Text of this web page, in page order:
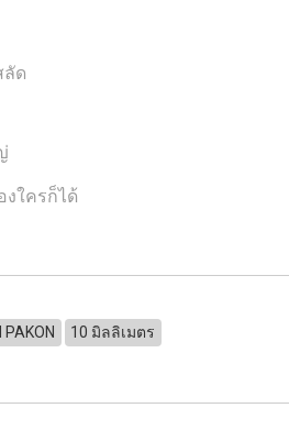
ลัด
งใครก็ได้
10 มิลลิเมตร